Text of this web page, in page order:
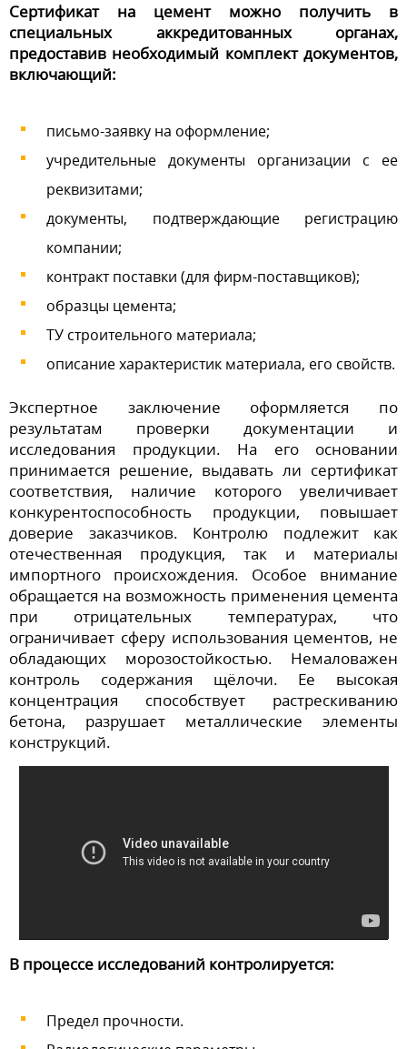
Сертификат на цемент можно получить в
специальных аккредитованных органах,
предоставив необходимый комплект документов,
включающий:
письмо-заявку на оформление;
учредительные документы организации с ее
реквизитами;
документы, подтверждающие регистрацию
компании;
контракт поставки (для фирм-поставщиков);
образцы цемента;
ТУ строительного материала;
описание характеристик материала, его свойств.
Экспертное заключение оформляется по
результатам проверки документации и
исследования продукции. На его основании
принимается решение, выдавать ли сертификат
соответствия, наличие которого увеличивает
конкурентоспособность продукции, повышает
доверие заказчиков. Контролю подлежит как
отечественная продукция, так и материалы
импортного происхождения. Особое внимание
обращается на возможность применения цемента
при отрицательных температурах, что
ограничивает сферу использования цементов, не
обладающих морозостойкостью. Немаловажен
контроль содержания щёлочи. Ее высокая
концентрация способствует растрескиванию
бетона, разрушает металлические элементы
конструкций.
В процессе исследований контролируется:
Предел прочности.